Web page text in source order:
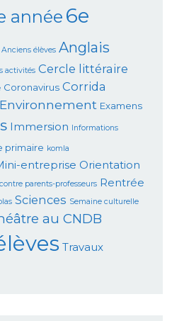
année 6e
Anciens élèves Anglais
activités Cercle littéraire
Coronavirus Corrida
Environnement Examens
Immersion Informations
primaire komla
entreprise Orientation
parents-professeurs Rentrée
Sciences Semaine culturelle
au CNDB
Travaux